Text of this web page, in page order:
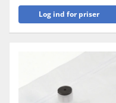
Log ind for priser